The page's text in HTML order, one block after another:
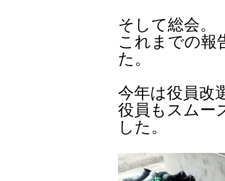
そして総会。
これまでの報
た。
今年は役員改
役員もスムー
した。